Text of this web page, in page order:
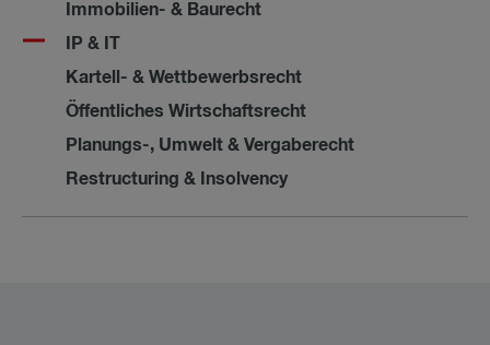
Immobilien- & Baurecht
IP & IT
Kartell- & Wettbewerbsrecht
Öffentliches Wirtschaftsrecht
Planungs-, Umwelt & Vergaberecht
Restructuring & Insolvency